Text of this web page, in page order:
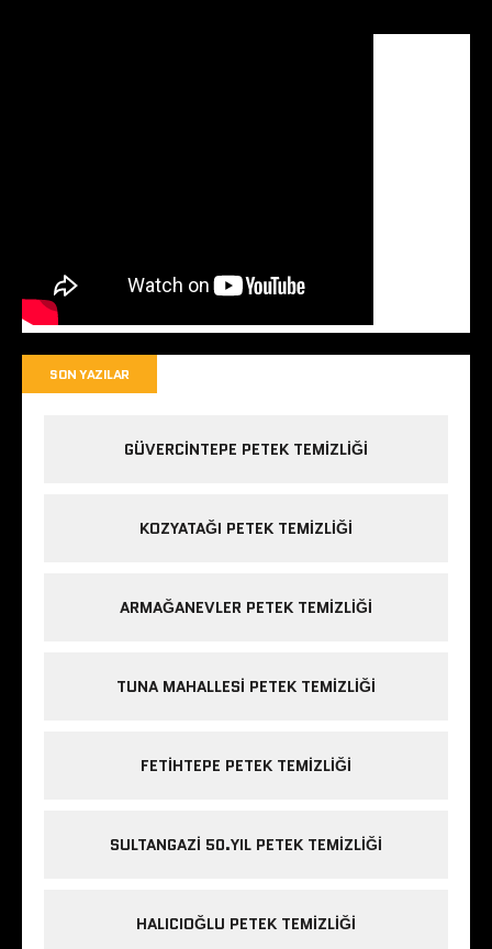
SON YAZILAR
GÜVERCINTEPE PETEK TEMIZLIĞI
KOZYATAĞI PETEK TEMIZLIĞI
ARMAĞANEVLER PETEK TEMIZLIĞI
TUNA MAHALLESI PETEK TEMIZLIĞI
FETIHTEPE PETEK TEMIZLIĞI
SULTANGAZI 50.YIL PETEK TEMIZLIĞI
HALICIOĞLU PETEK TEMIZLIĞI